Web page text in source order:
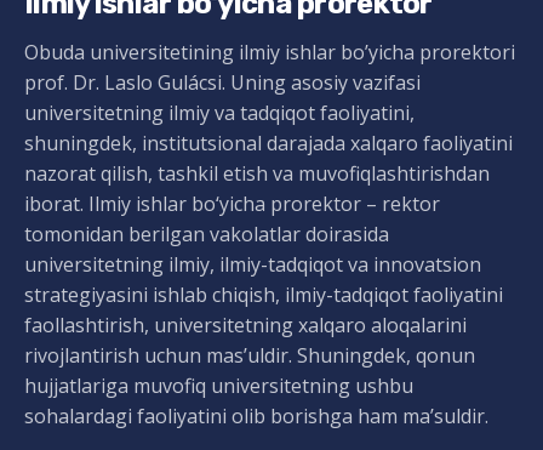
Obuda universitetining ilmiy ishlar bo’yicha prorektori
prof. Dr. Laslo Gulácsi. Uning asosiy vazifasi
universitetning ilmiy va tadqiqot faoliyatini,
shuningdek, institutsional darajada xalqaro faoliyatini
nazorat qilish, tashkil etish va muvofiqlashtirishdan
iborat. Ilmiy ishlar bo‘yicha prorektor – rektor
tomonidan berilgan vakolatlar doirasida
universitetning ilmiy, ilmiy-tadqiqot va innovatsion
strategiyasini ishlab chiqish, ilmiy-tadqiqot faoliyatini
faollashtirish, universitetning xalqaro aloqalarini
rivojlantirish uchun mas’uldir. Shuningdek, qonun
hujjatlariga muvofiq universitetning ushbu
sohalardagi faoliyatini olib borishga ham ma’suldir.